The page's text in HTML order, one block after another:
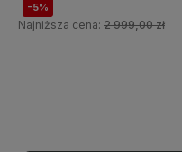
-5%
Najniższa cena: 2 999,00 zł